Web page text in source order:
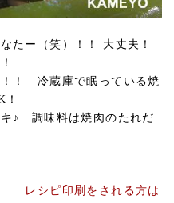
たー（笑）！！ 大丈夫！
！ 冷蔵庫で眠っている焼
♪ 調味料は焼肉のたれだ
レシピ印刷をされる方は